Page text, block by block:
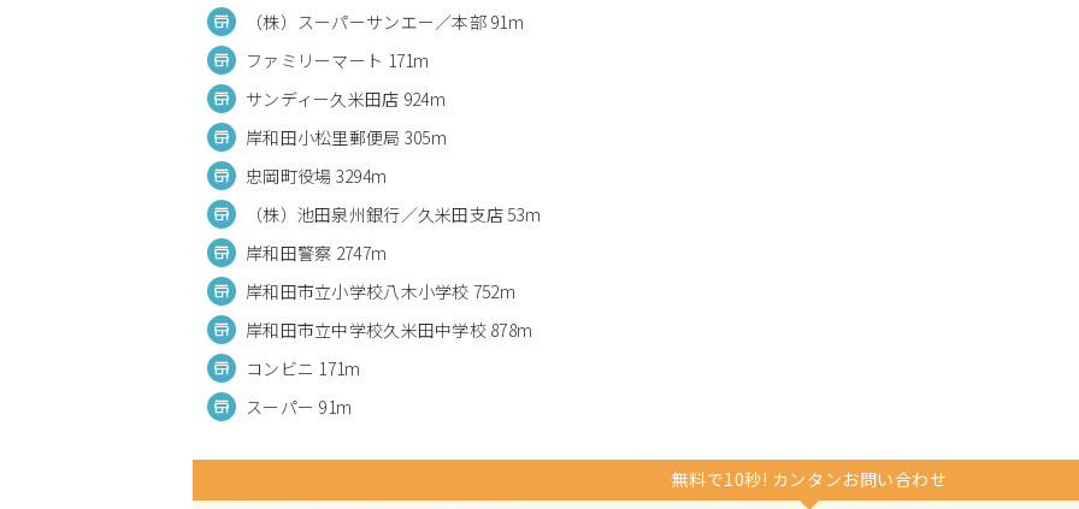
（株）スーパーサンエー／本部 91m
ファミリーマート 171m
サンディー久米田店 924m
岸和田小松里郵便局 305m
忠岡町役場 3294m
（株）池田泉州銀行／久米田支店 53m
岸和田警察 2747m
岸和田市立小学校八木小学校 752m
岸和田市立中学校久米田中学校 878m
コンビニ 171m
スーパー 91m
無料で10秒! カンタンお問い合わせ